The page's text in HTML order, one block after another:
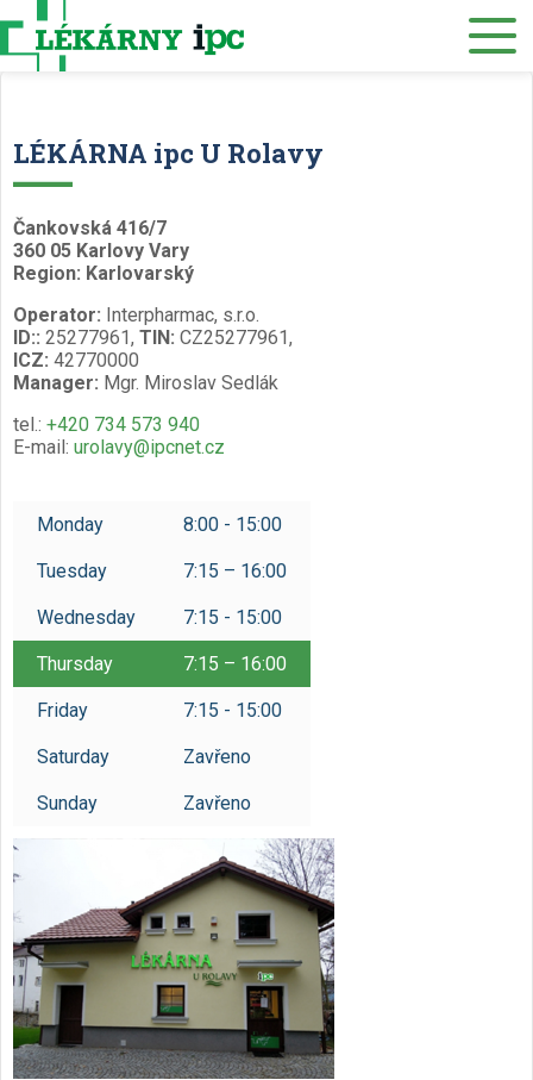
LÉKÁRNA ipc U Rolavy
Čankovská 416/7
360 05 Karlovy Vary
Region: Karlovarský
Operator: Interpharmac, s.r.o.
ID:: 25277961, TIN: CZ25277961,
ICZ: 42770000
Manager: Mgr. Miroslav Sedlák
tel.: +420 734 573 940
E-mail: urolavy@ipcnet.cz
Monday 8:00 - 15:00
Tuesday 7:15 – 16:00
Wednesday 7:15 - 15:00
Thursday 7:15 – 16:00
Friday 7:15 - 15:00
Saturday Zavřeno
Sunday Zavřeno